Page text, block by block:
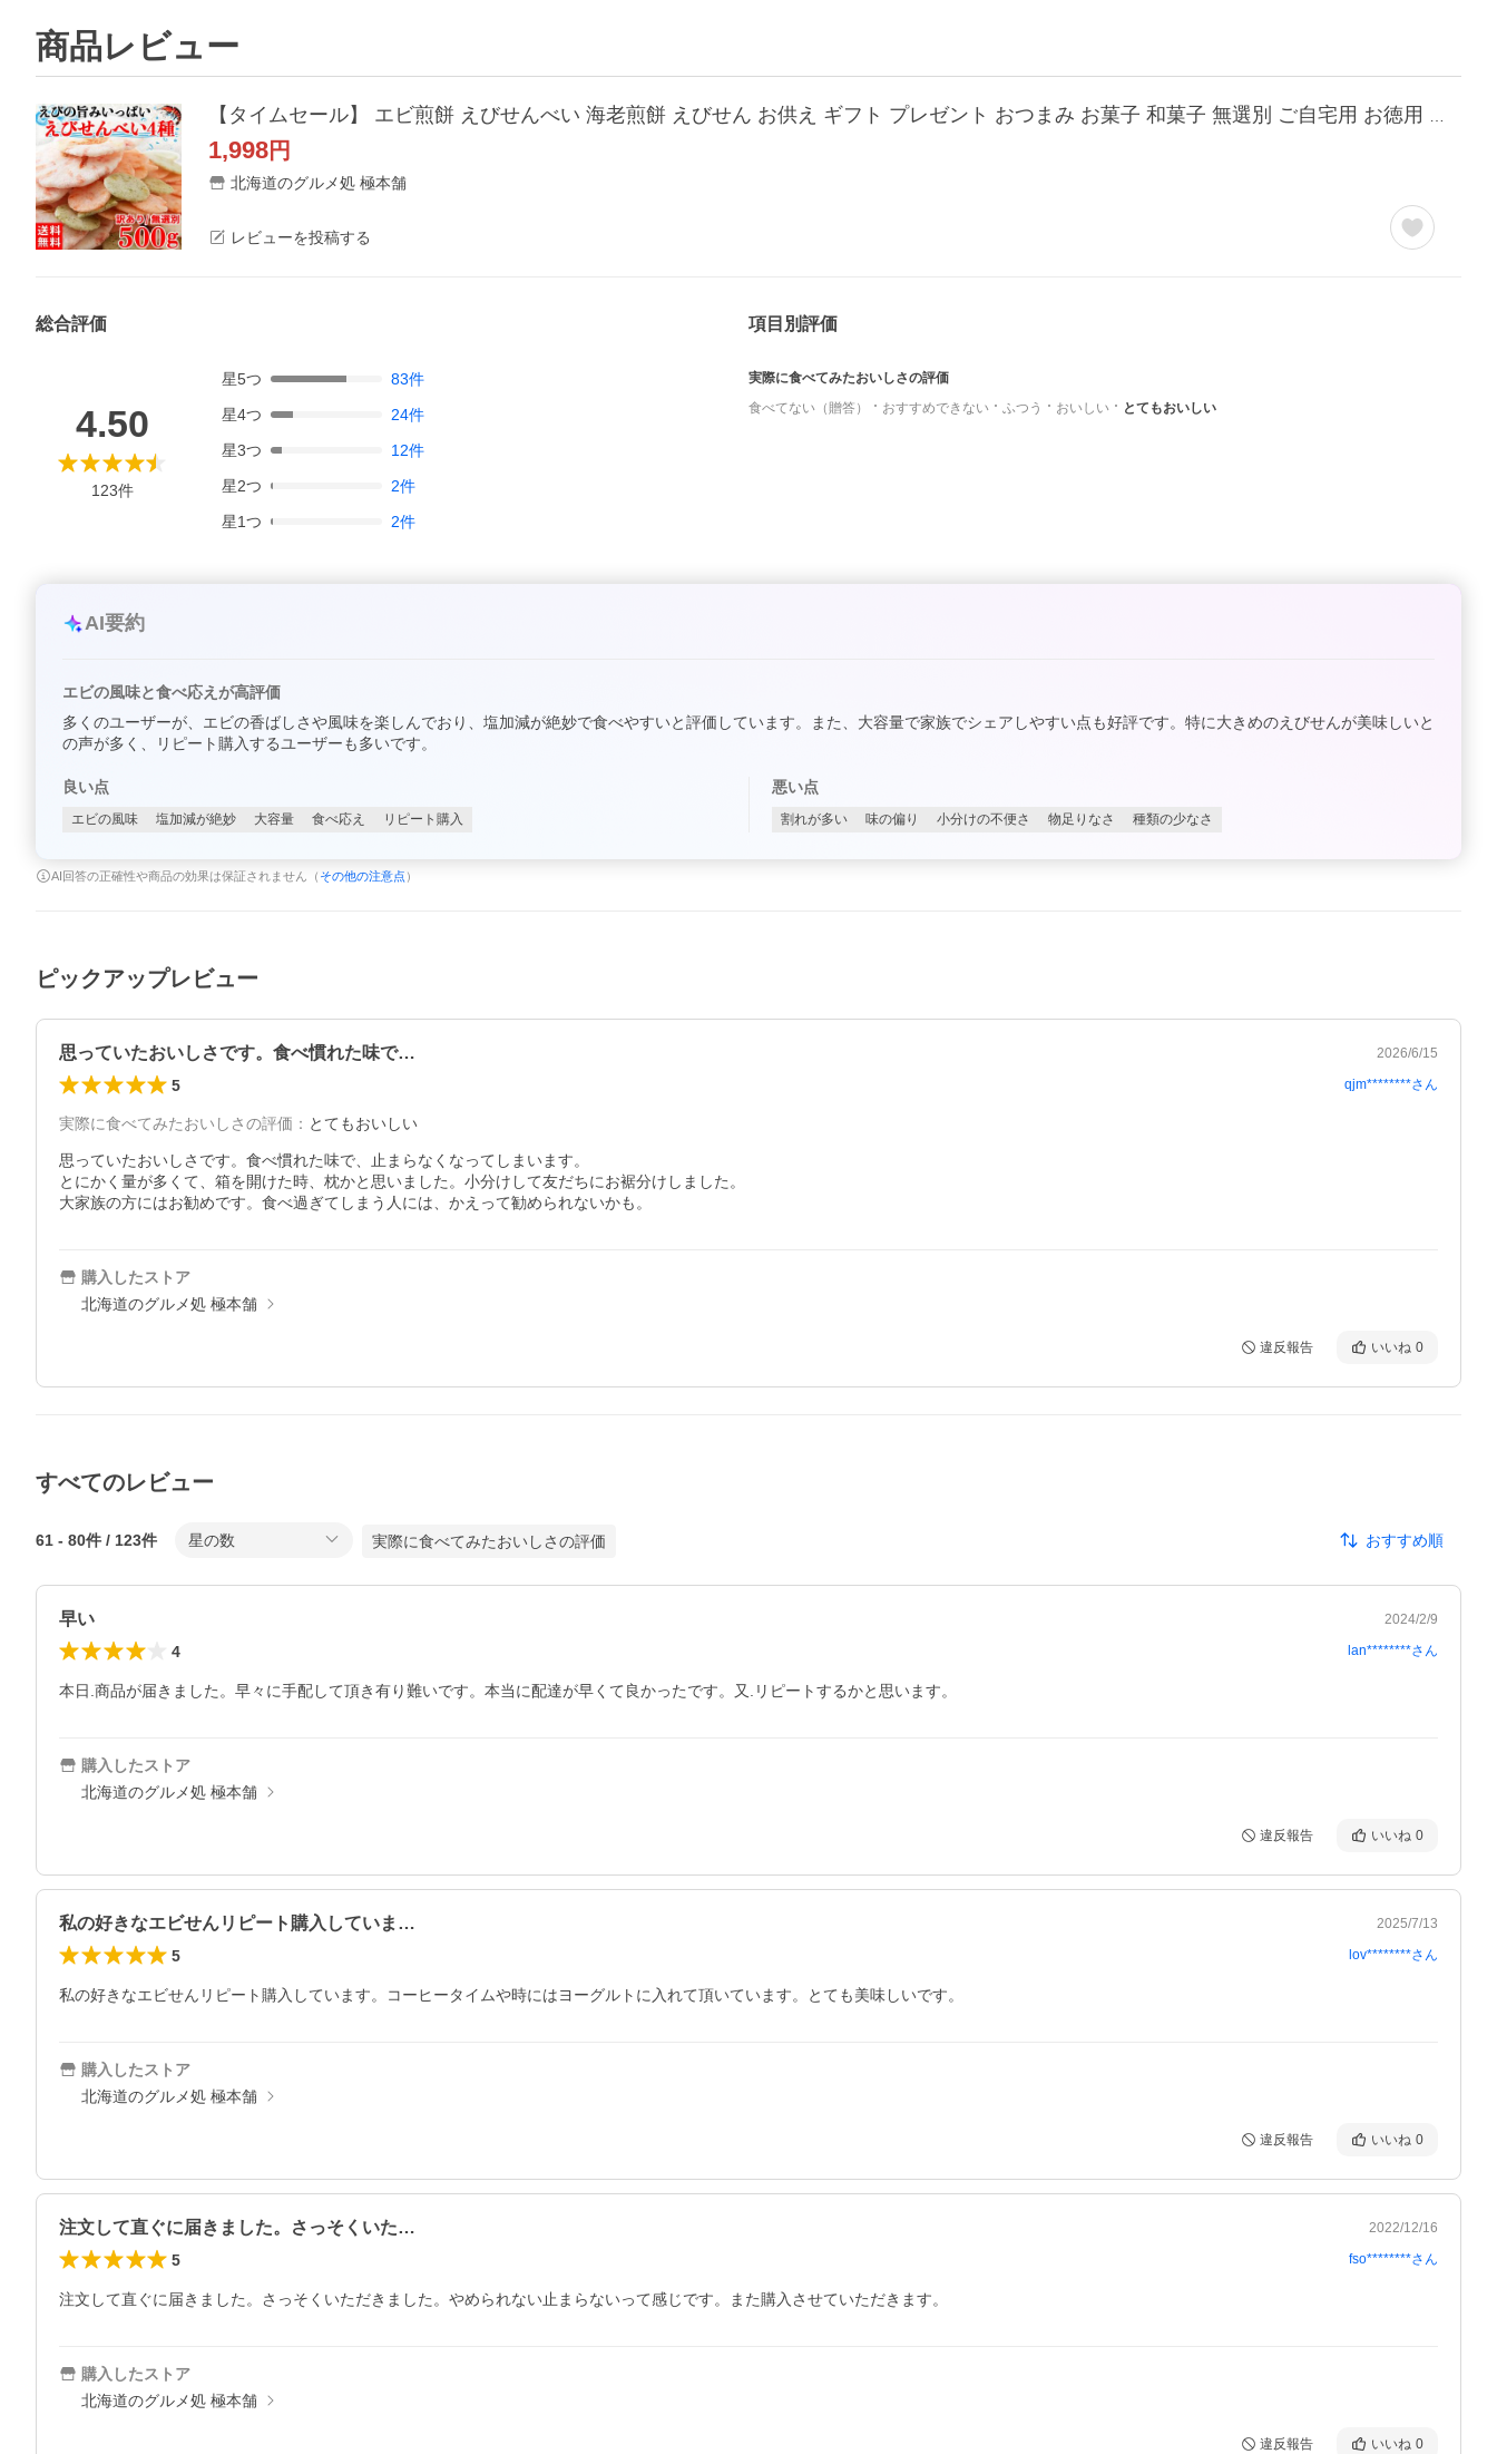
商品レビュー
1,998円
北海道のグルメ処 極本舗
レビューを投稿する
総合評価
4.50
123件
星5つ 83件
星4つ 24件
星3つ 12件
星2つ 2件
星1つ 2件
項目別評価
実際に食べてみたおいしさの評価
食べてない（贈答）
おすすめできない ふつう おいしい とてもおいしい
AI要約
エビの風味と食べ応えが高評価
多くのユーザーが、エビの香ばしさや風味を楽しんでおり、塩加減が絶妙で食べやすいと評価しています。また、大容量で家族でシェアしやすい点も好評です。特に大きめのえびせんが美味しいと
の声が多く、リピート購入するユーザーも多いです。
良い点
エビの風味 塩加減が絶妙 大容量 食べ応え リピート購入
悪い点
割れが多い 味の偏り 小分けの不便さ 物足りなさ 種類の少なさ
AI回答の正確性や商品の効果は保証されません（ その他の注意点 ）
ピックアップレビュー
思っていたおいしさです。食べ慣れた味で… 2026/6/15
5 qjm********さん
実際に食べてみたおいしさの評価 ： とてもおいしい
思っていたおいしさです。食べ慣れた味で、止まらなくなってしまいます。
とにかく量が多くて、箱を開けた時、枕かと思いました。小分けして友だちにお裾分けしました。
大家族の方にはお勧めです。食べ過ぎてしまう人には、かえって勧められないかも。
購入したストア
北海道のグルメ処 極本舗
違反報告 いいね 0
すべてのレビュー
61 - 80件 / 123件 星の数 実際に食べてみたおいしさの評価 おすすめ順
早い 2024/2/9
4 lan********さん
本日.商品が届きました。早々に手配して頂き有り難いです。本当に配達が早くて良かったです。又.リピートするかと思います。
購入したストア
北海道のグルメ処 極本舗
違反報告 いいね 0
私の好きなエビせんリピート購入していま… 2025/7/13
5 lov********さん
私の好きなエビせんリピート購入しています。コーヒータイムや時にはヨーグルトに入れて頂いています。とても美味しいです。
購入したストア
北海道のグルメ処 極本舗
違反報告 いいね 0
注文して直ぐに届きました。さっそくいた… 2022/12/16
5 fso********さん
注文して直ぐに届きました。さっそくいただきました。やめられない止まらないって感じです。また購入させていただきます。
購入したストア
北海道のグルメ処 極本舗
違反報告 いいね 0